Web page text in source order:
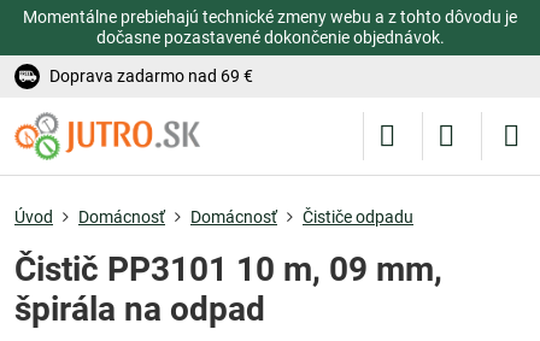
Momentálne prebiehajú technické zmeny webu a z tohto dôvodu je
dočasne pozastavené dokončenie objednávok.
Doprava zadarmo nad 69 €
Úvod Domácnosť Domácnosť Čističe odpadu
Čistič PP3101 10 m, 09 mm,
špirála na odpad